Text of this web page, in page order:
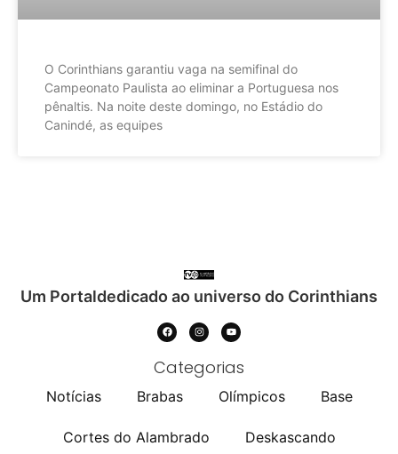
O Corinthians garantiu vaga na semifinal do
Campeonato Paulista ao eliminar a Portuguesa nos
pênaltis. Na noite deste domingo, no Estádio do
Canindé, as equipes
Um Portaldedicado ao universo do Corinthians
Categorias
Notícias Brabas Olímpicos Base
Cortes do Alambrado Deskascando